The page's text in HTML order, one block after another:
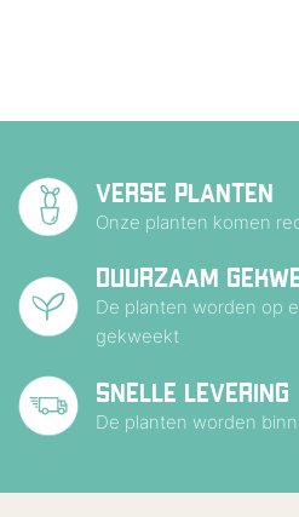
VERSE PLANTEN
Onze planten komen
DUURZAAM
De planten worden op
gekweekt
SNELLE LEVERING
De planten worden